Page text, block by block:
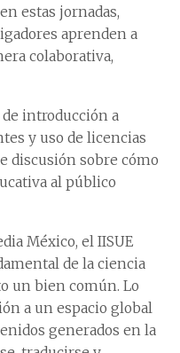
estas jornadas,
aprenden a
colaborativa,
introducción a
y uso de licencias
discusión sobre cómo
al público
México, el IISUE
de la ciencia
un bien común. Lo
a un espacio global
generados en la